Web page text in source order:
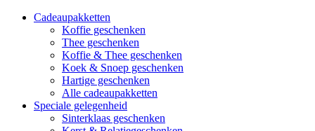
Cadeaupakketten
Koffie geschenken
Thee geschenken
Koffie & Thee geschenken
Koek & Snoep geschenken
Hartige geschenken
Alle cadeaupakketten
Speciale gelegenheid
Sinterklaas geschenken